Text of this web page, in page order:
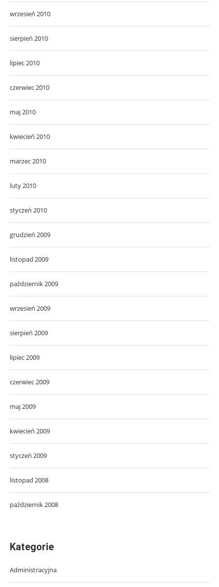
wrzesień 2010
sierpień 2010
lipiec 2010
czerwiec 2010
maj 2010
kwiecień 2010
marzec 2010
luty 2010
styczeń 2010
grudzień 2009
listopad 2009
październik 2009
wrzesień 2009
sierpień 2009
lipiec 2009
czerwiec 2009
maj 2009
kwiecień 2009
styczeń 2009
listopad 2008
październik 2008
Kategorie
Administracyjna